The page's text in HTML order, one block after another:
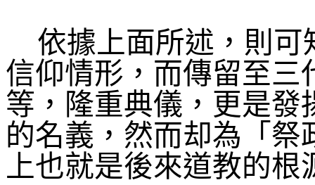
依據上面所述，則
信仰情形，而傳留至三
等，隆重典儀，更是發
的名義，然而却為「
上也就是後來道教的根